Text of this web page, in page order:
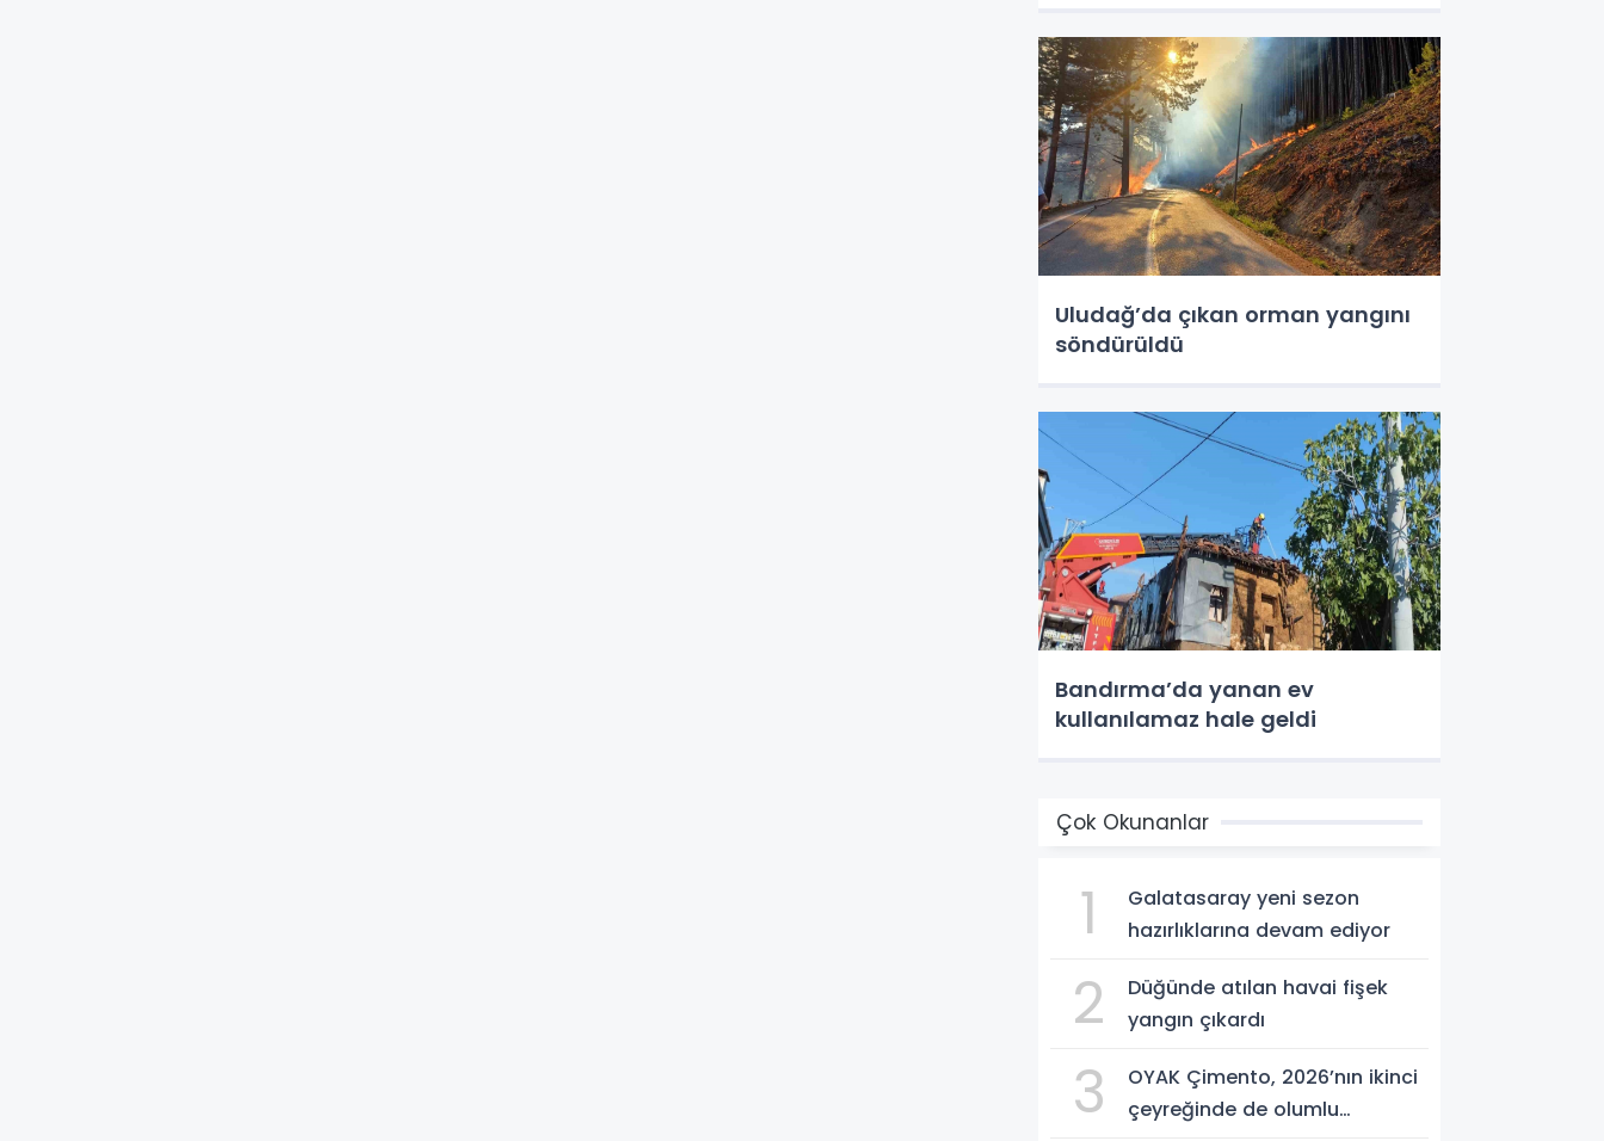
Uludağ’da çıkan orman yangını
söndürüldü
Bandırma’da yanan ev
kullanılamaz hale geldi
Çok Okunanlar
1
Galatasaray yeni sezon
hazırlıklarına devam ediyor
2
Düğünde atılan havai fişek
yangın çıkardı
3
OYAK Çimento, 2026’nın ikinci
çeyreğinde de olumlu